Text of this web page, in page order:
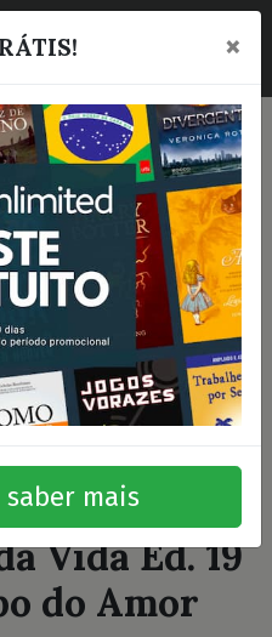
☰
Vida Ed. 19
do Amor
×
mais